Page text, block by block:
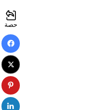
حصة